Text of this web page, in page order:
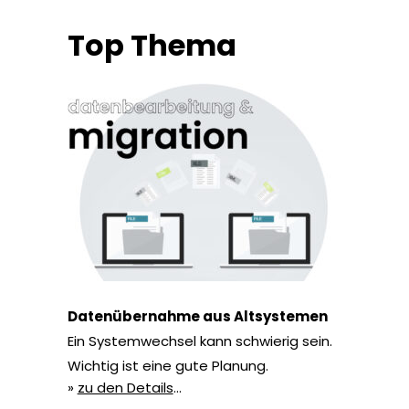
Top Thema
Datenübernahme aus Altsystemen
Ein Systemwechsel kann schwierig sein.
Wichtig ist eine gute Planung.
» zu den Details…